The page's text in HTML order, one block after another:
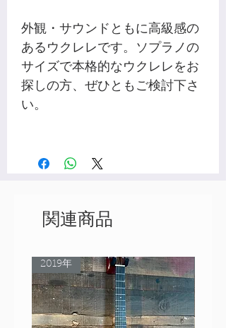
外観・サウンドともに高級感の
あるウクレレです。ソプラノの
サイズで本格的なウクレレをお
探しの方、ぜひともご検討下さ
い。
関連商品
2019年